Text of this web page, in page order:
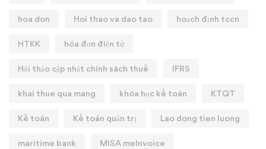
hoa don Hoi thao va dao tao hoạch định tccn
HTKK hóa đơn điện tử
Hội thảo cập nhật chính sách thuế IFRS
khai thue qua mang khóa học kế toán KTQT
Kế toán Kế toán quản trị Lao dong tien luong
maritime bank MISA meInvoice